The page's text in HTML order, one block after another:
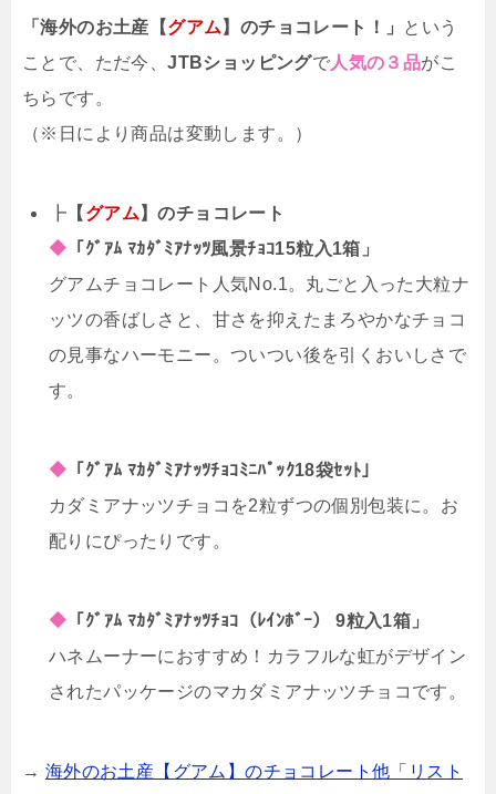
「海外のお土産【グアム】のチョコレート！」 という
ことで、ただ今、JTBショッピングで人気の３品がこ
ちらです。
（※日により商品は変動します。）
┣ 【 グアム】のチョコレート
◆ 「ｸﾞｱﾑ ﾏｶﾀﾞﾐｱﾅｯﾂ風景ﾁｮｺ15粒入1箱」
グアムチョコレート人気No.1。丸ごと入った大粒ナ
ッツの香ばしさと、甘さを抑えたまろやかなチョコ
の見事なハーモニー。ついつい後を引くおいしさで
す。
◆ 「ｸﾞｱﾑ ﾏｶﾀﾞﾐｱﾅｯﾂﾁｮｺﾐﾆﾊﾟｯｸ18袋ｾｯﾄ」
カダミアナッツチョコを2粒ずつの個別包装に。お
配りにぴったりです。
◆ 「ｸﾞｱﾑ ﾏｶﾀﾞﾐｱﾅｯﾂﾁｮｺ（ﾚｲﾝﾎﾞｰ） 9粒入1箱」
ハネムーナーにおすすめ！カラフルな虹がデザイン
されたパッケージのマカダミアナッツチョコです。
→ 海外のお土産【グアム】のチョコレート他「リスト